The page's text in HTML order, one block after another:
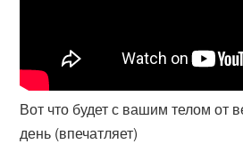
Вот что будет с вашим телом от
день (впечатляет)